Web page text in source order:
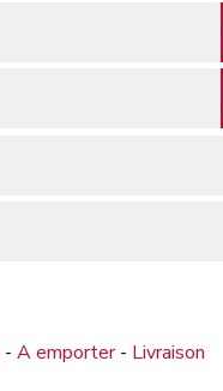
- A emporter- Livraison